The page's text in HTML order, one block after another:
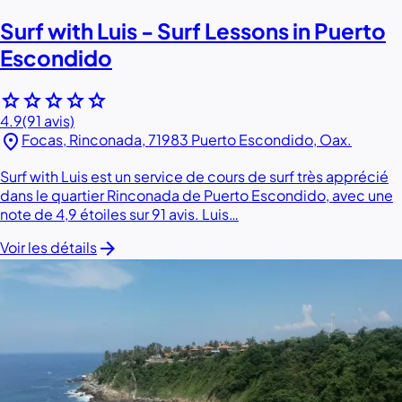
Surf with Luis - Surf Lessons in Puerto
Escondido
starstarstarstarstar
4.9(91 avis)
location_on Focas, Rinconada, 71983 Puerto Escondido, Oax.
Surf with Luis est un service de cours de surf très apprécié
dans le quartier Rinconada de Puerto Escondido, avec une
note de 4,9 étoiles sur 91 avis. Luis…
Voir les détailsarrow_forward